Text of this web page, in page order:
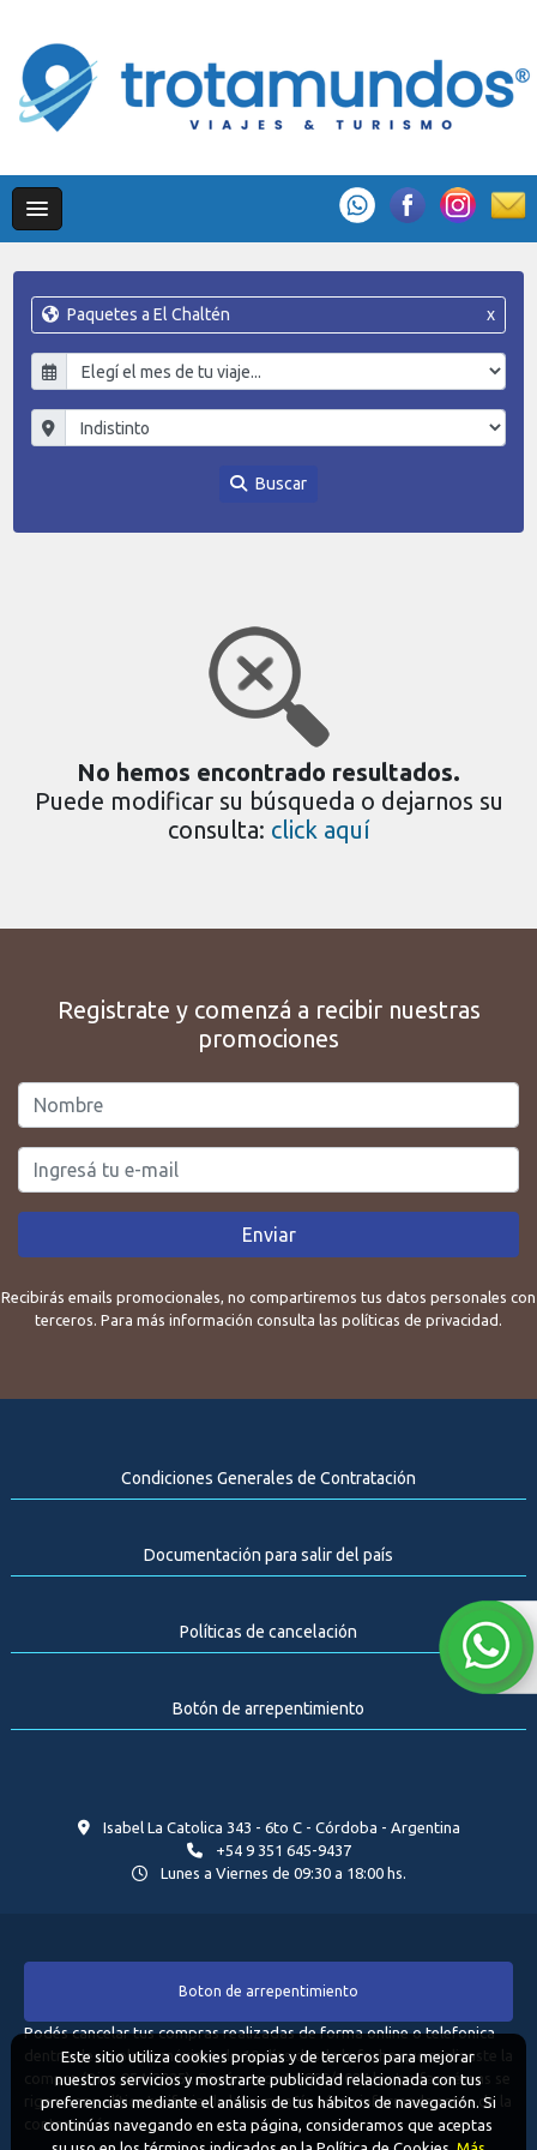
Paquetes a El Chaltén x
Buscar
No hemos encontrado resultados.
Puede modificar su búsqueda o dejarnos su
consulta: click aquí
Registrate y comenzá a recibir nuestras
promociones
Enviar
Recibirás emails promocionales, no compartiremos tus datos personales con
terceros. Para más información consulta las políticas de privacidad.
Condiciones Generales de Contratación
Documentación para salir del país
Políticas de cancelación
Botón de arrepentimiento
Isabel La Catolica 343 - 6to C - Córdoba - Argentina
+54 9 351 645-9437
Lunes a Viernes de 09:30 a 18:00 hs.
Boton de arrepentimiento
Podés cancelar tus compras realizadas de forma online o telefonica
dentro de un plazo máximo de 10 días desde la fecha que realizaste la
compra (Disp.954/2025). Según decreto 809/2024 las tarifas aéreas se
rigen por política tarifaria de la compañía aérea informada antes de la
contratación.
Este sitio utiliza cookies propias y de terceros para mejorar
nuestros servicios y mostrarte publicidad relacionada con tus
preferencias mediante el análisis de tus hábitos de navegación. Si
continúas navegando en esta página, consideramos que aceptas